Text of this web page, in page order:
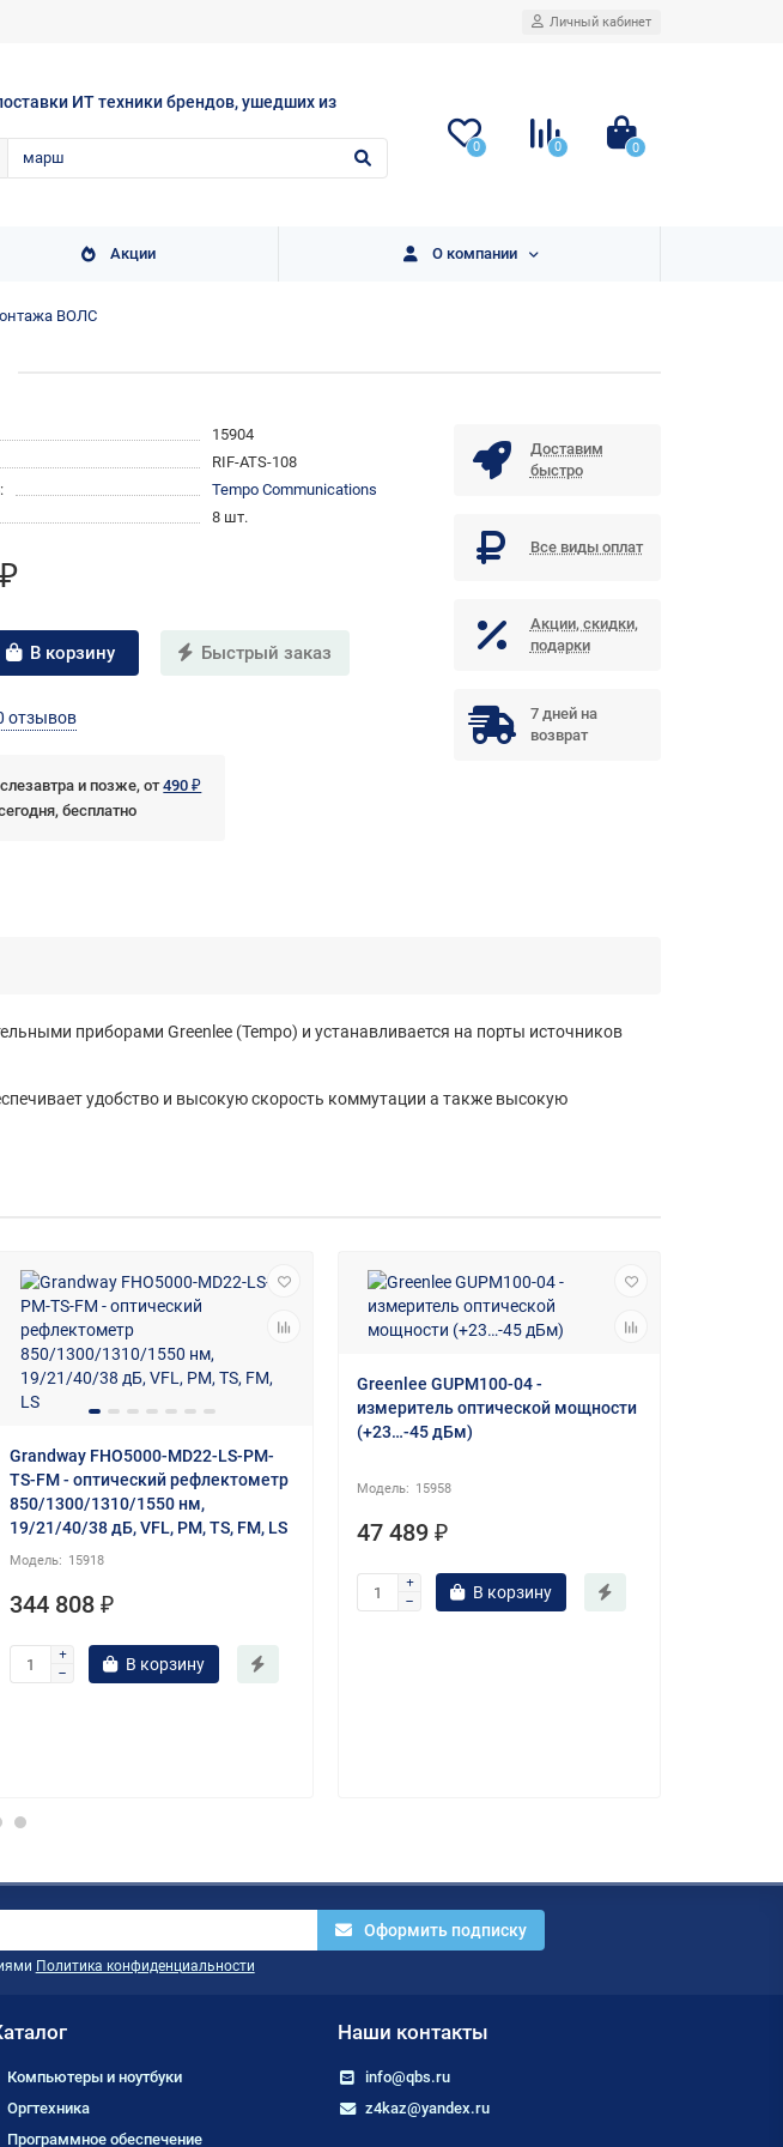
Личный кабинет
ИТ техники брендов, ушедших из
0 0 0
Акции О компании
ВОЛС
15904
RIF-ATS-108
Tempo Communications
8 шт.
В корзину Быстрый заказ
отзывов
и позже, от490 ₽
бесплатно
Доставим
быстро
Все виды оплат
Акции, скидки,
подарки
7 дней на
возврат
приборами Greenlee (Tempo) и устанавливается на порты источников
удобство и высокую скорость коммутации а также высокую
Grandway FHO5000-MD22-LS-PM-
TS-FM - оптический рефлектометр
850/1300/1310/1550 нм,
19/21/40/38 дБ, VFL, PM, TS, FM, LS
15918
344 808 ₽
В корзину
Greenlee GUPM100-04 -
измеритель оптической мощности
(+23…-45 дБм)
15958
47 489 ₽
В корзину
Оформить подписку
Политика конфиденциальности
Компьютеры и ноутбуки
Оргтехника
Программное обеспечение
Наши контакты
info@qbs.ru
z4kaz@yandex.ru